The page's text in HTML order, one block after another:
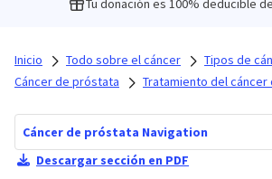
Tu donación es 100% deducible
Inicio Todo sobre el cáncer
Tipos de
Cáncer de próstata
Tratamiento del
Cáncer de próstata Navigation
Descargar sección en PDF